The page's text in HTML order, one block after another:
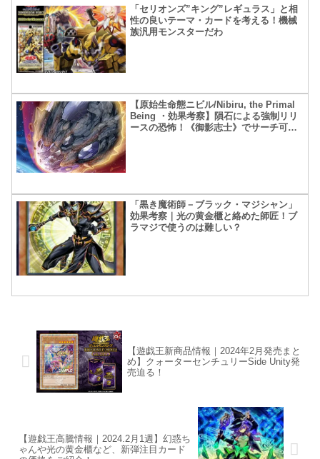
「セリオンズ”キング”レギュラス」と相
性の良いテーマ・カードを考える！機械
族汎用モンスターだわ
【原始生命態ニビル/Nibiru, the Primal
Being ・効果考察】隕石による強制リリ
ースの恐怖！《御影志士》でサーチ可能
「黒き魔術師－ブラック・マジシャン」
効果考察｜光の黄金櫃と絡めた師匠！ブ
ラマジで使うのは難しい？
【遊戯王新商品情報｜2024年2月発売まと
め】クォーターセンチュリーSide Unity発
売迫る！
【遊戯王高騰情報｜2024.2月1週】幻惑ち
ゃんや光の黄金櫃など、新弾注目カード